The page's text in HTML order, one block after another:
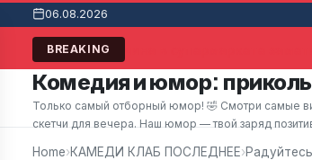
06.08.2026
BREAKINGМужчина в супермаркете
Комедия и юмор:
Только самый отборный юмор! 🤣 Смотри самые
скетчи для вечера. Наш юмор — твой заряд
Home›КАМЕДИ КЛАБ ПОСЛЕДНЕЕ›